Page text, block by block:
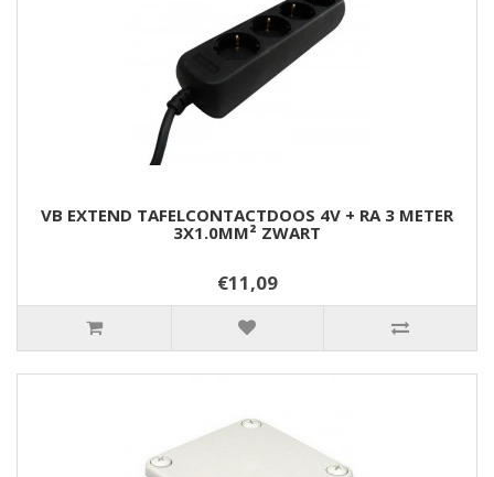
VB EXTEND TAFELCONTACTDOOS 4V + RA 3 METER
3X1.0MM² ZWART
€11,09